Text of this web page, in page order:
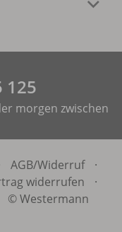
125
morgen zwischen
AGB/Widerruf
·
widerrufen
·
© Westermann